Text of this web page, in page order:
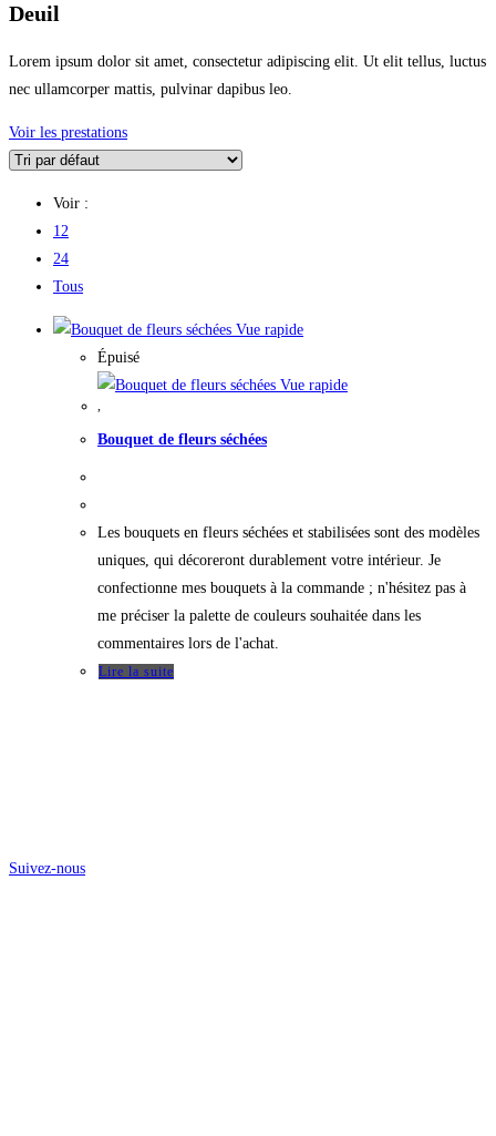
Deuil
Lorem ipsum dolor sit amet, consectetur adipiscing elit. Ut elit tellus, luctus
nec ullamcorper mattis, pulvinar dapibus leo.
Voir les prestations
Voir :
12
24
Tous
Vue rapide
Épuisé
Vue rapide
,
Bouquet de fleurs séchées
Les bouquets en fleurs séchées et stabilisées sont des modèles
uniques, qui décoreront durablement votre intérieur. Je
confectionne mes bouquets à la commande ; n'hésitez pas à
me préciser la palette de couleurs souhaitée dans les
commentaires lors de l'achat.
Lire la suite
Suivez-nous